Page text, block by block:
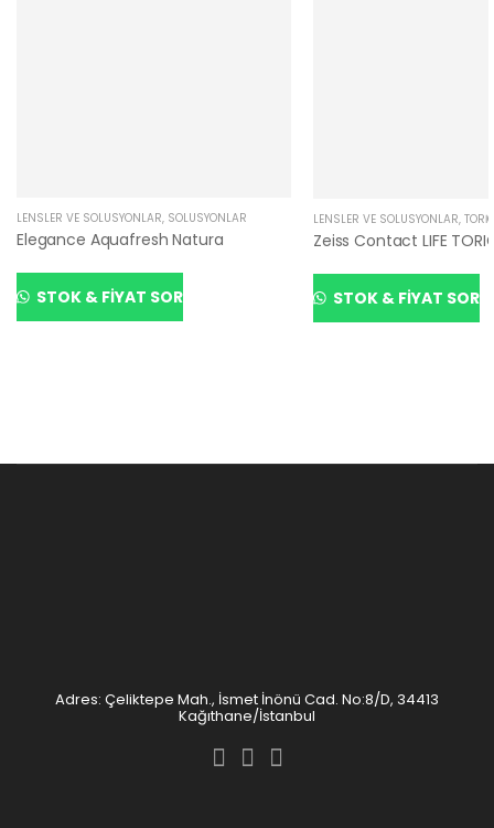
LENSLER VE SOLÜSYONLAR, SOLÜSYONLAR
Elegance Aquafresh Natura
STOK & FIYAT SOR
LENSLER VE SOLÜSYONLAR,
Zeiss Contact LIFE
STOK & FIYAT SOR
Adres: Çeliktepe Mah., İsmet İnönü Cad. No:8/D, 34413
Kağıthane/İstanbul